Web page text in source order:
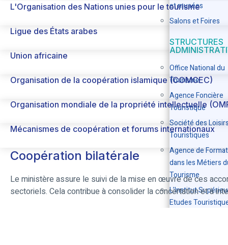
et musées
Salons et Foires
STRUCTURES
Office National du
Tourisme
Agence Foncière
Touristique
Société des Loisirs
Touristiques
Agence de
dans les Métiers
Tourisme
L’Institut
Etudes
L'Organisation des Nations unies pour le tourisme
Ligue des États arabes
Union africaine
Organisation de la coopération islamique (COMCEC)
Organisation mondiale de la propriété intellectuelle
Mécanismes de coopération et forums internationaux
Coopération bilatérale
Le ministère assure le suivi de la mise en œuvre de ces
sectoriels. Cela contribue à consolider la concertation et à